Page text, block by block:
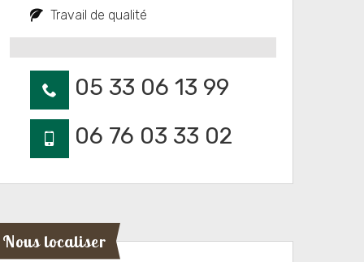
Travail de qualité
05 33 06 13 99
06 76 03 33 02
Nous localiser